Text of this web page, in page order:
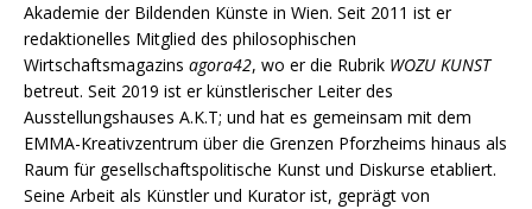
Akademie der Bildenden Künste in Wien. Seit 2011 ist er
redaktionelles Mitglied des philosophischen
Wirtschaftsmagazins agora42, wo er die Rubrik WOZU KUNST
betreut. Seit 2019 ist er künstlerischer Leiter des
Ausstellungshauses A.K.T; und hat es gemeinsam mit dem
EMMA-Kreativzentrum über die Grenzen Pforzheims hinaus als
Raum für gesellschaftspolitische Kunst und Diskurse etabliert.
Seine Arbeit als Künstler und Kurator ist, geprägt von